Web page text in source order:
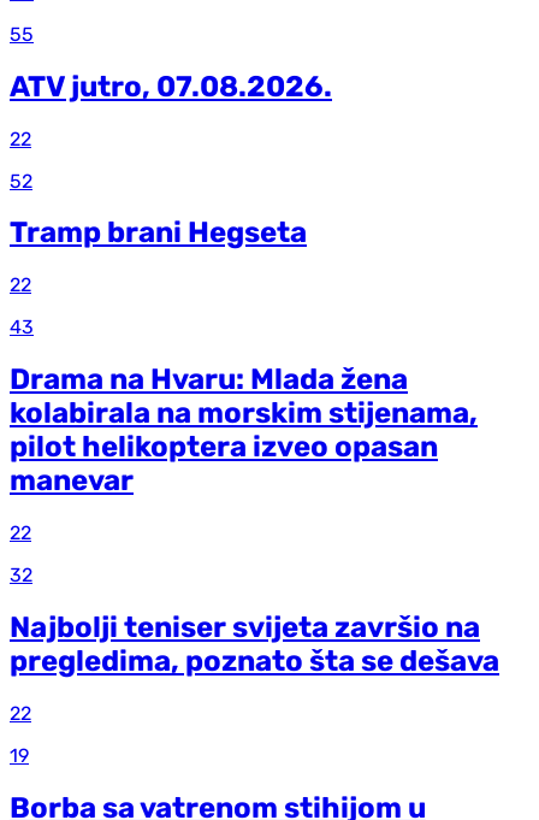
55
ATV jutro, 07.08.2026.
22
52
Tramp brani Hegseta
22
43
Drama na Hvaru: Mlada žena
kolabirala na morskim stijenama,
pilot helikoptera izveo opasan
manevar
22
32
Najbolji teniser svijeta završio na
pregledima, poznato šta se dešava
22
19
Borba sa vatrenom stihijom u